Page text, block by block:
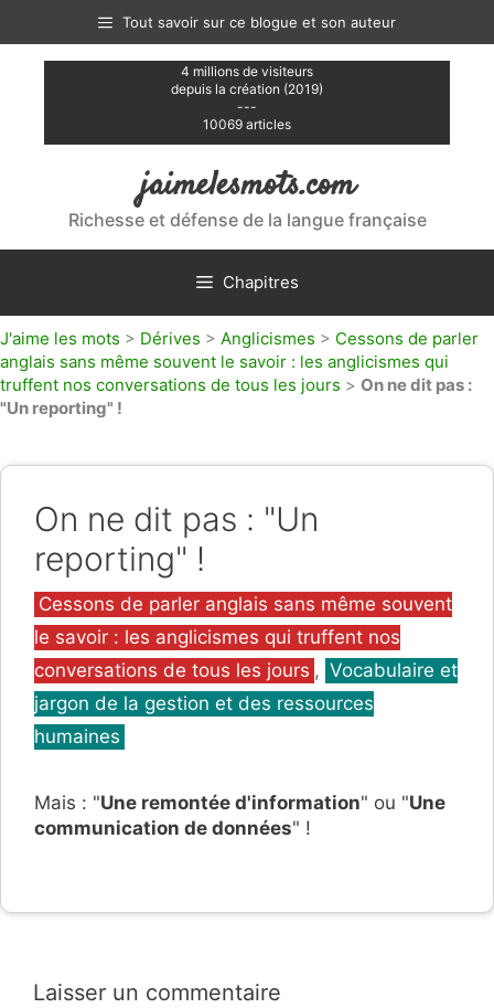
contenu
Tout savoir sur ce blogue et son auteur
4 millions de visiteurs
depuis la création (2019)
---
10069 articles
jaimelesmots.com
Richesse et défense de la langue française
Chapitres
J'aime les mots > Dérives > Anglicismes > Cessons de parler
anglais sans même souvent le savoir : les anglicismes qui
truffent nos conversations de tous les jours > On ne dit pas :
"Un reporting" !
On ne dit pas : "Un
reporting" !
Catégories
Cessons de parler anglais sans même souvent
le savoir : les anglicismes qui truffent nos
conversations de tous les jours , Vocabulaire et
jargon de la gestion et des ressources
humaines
Mais : "Une remontée d'information" ou "Une
communication de données" !
Laisser un commentaire